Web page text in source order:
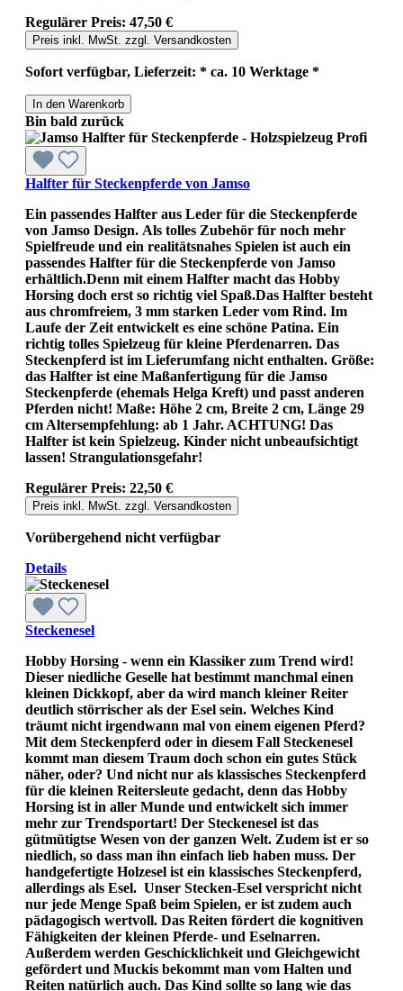
Regulärer Preis: 47,50 €
Preis inkl. MwSt. zzgl. Versandkosten
Sofort verfügbar, Lieferzeit: * ca. 10 Werktage *
In den Warenkorb
Bin bald zurück
Halfter für Steckenpferde von Jamso
Ein passendes Halfter aus Leder für die Steckenpferde
von Jamso Design. Als tolles Zubehör für noch mehr
Spielfreude und ein realitätsnahes Spielen ist auch ein
passendes Halfter für die Steckenpferde von Jamso
erhältlich.Denn mit einem Halfter macht das Hobby
Horsing doch erst so richtig viel Spaß.Das Halfter besteht
aus chromfreiem, 3 mm starken Leder vom Rind. Im
Laufe der Zeit entwickelt es eine schöne Patina. Ein
richtig tolles Spielzeug für kleine Pferdenarren. Das
Steckenpferd ist im Lieferumfang nicht enthalten. Größe:
das Halfter ist eine Maßanfertigung für die Jamso
Steckenpferde (ehemals Helga Kreft) und passt anderen
Pferden nicht! Maße: Höhe 2 cm, Breite 2 cm, Länge 29
cm Altersempfehlung: ab 1 Jahr. ACHTUNG! Das
Halfter ist kein Spielzeug. Kinder nicht unbeaufsichtigt
lassen! Strangulationsgefahr!
Regulärer Preis: 22,50 €
Preis inkl. MwSt. zzgl. Versandkosten
Vorübergehend nicht verfügbar
Details
Steckenesel
Hobby Horsing - wenn ein Klassiker zum Trend wird!
Dieser niedliche Geselle hat bestimmt manchmal einen
kleinen Dickkopf, aber da wird manch kleiner Reiter
deutlich störrischer als der Esel sein. Welches Kind
träumt nicht irgendwann mal von einem eigenen Pferd?
Mit dem Steckenpferd oder in diesem Fall Steckenesel
kommt man diesem Traum doch schon ein gutes Stück
näher, oder? Und nicht nur als klassisches Steckenpferd
für die kleinen Reitersleute gedacht, denn das Hobby
Horsing ist in aller Munde und entwickelt sich immer
mehr zur Trendsportart! Der Steckenesel ist das
gütmütigtse Wesen von der ganzen Welt. Zudem ist er so
niedlich, so dass man ihn einfach lieb haben muss. Der
handgefertigte Holzesel ist ein klassisches Steckenpferd,
allerdings als Esel. Unser Stecken-Esel verspricht nicht
nur jede Menge Spaß beim Spielen, er ist zudem auch
pädagogisch wertvoll. Das Reiten fördert die kognitiven
Fähigkeiten der kleinen Pferde- und Eselnarren.
Außerdem werden Geschicklichkeit und Gleichgewicht
gefördert und Muckis bekommt man vom Halten und
Reiten natürlich auch. Das Kind sollte so lang wie das